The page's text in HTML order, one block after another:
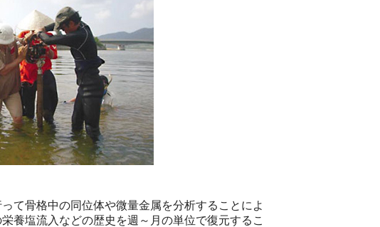
て骨格中の同位体や微量金属を分析することによ
養塩流入などの歴史を週～月の単位で復元するこ